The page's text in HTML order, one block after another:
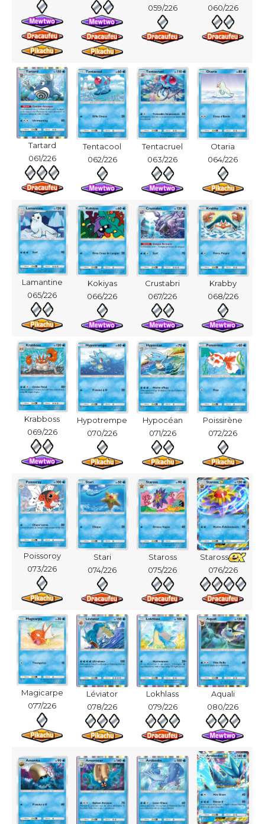
059/226
060/226
Tartard
061/226
Tentacool
062/226
Tentacruel
063/226
Otaria
064/226
Lamantine
065/226
Kokiyas
066/226
Crustabri
067/226
Krabby
068/226
Krabboss
069/226
Hypotrempe
070/226
Hypocéan
071/226
Poissirène
072/226
Poissoroy
073/226
Stari
074/226
Staross
075/226
Staross
076/226
Magicarpe
077/226
Léviator
078/226
Lokhlass
079/226
Aquali
080/226